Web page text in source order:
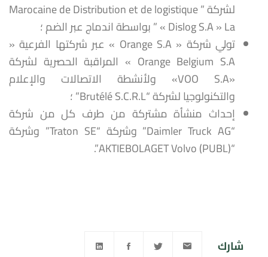
لشركة ” Marocaine de Distribution et de logistique
« Dislog S.A » La ” بواسطة اندماج عبر الضم ؛
تولي شركة « Orange S.A » عبر شركتها الفرعية «
Orange Belgium S.A » المراقبة الحصرية لشركة
«VOO S.A» ولأنشطة الاتصالات والإعلام
والتكنولوجيا لشركة “Brutélé S.C.R.L” ؛
إحداث منشأة مشتركة من طرف كل من شركة
“Daimler Truck AG” وشركة “Traton SE” وشركة
“AKTIEBOLAGET Volvo (PUBL)”.
شارك